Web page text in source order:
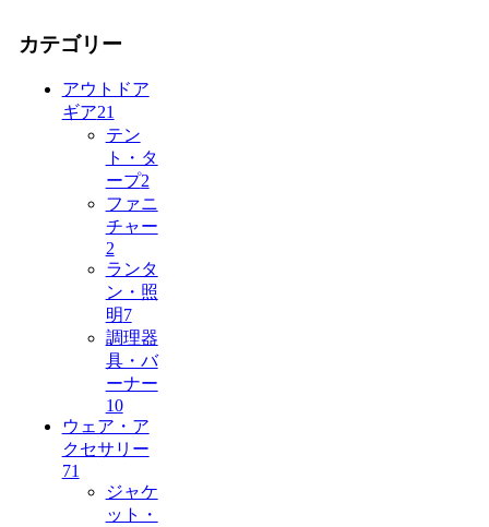
カテゴリー
アウトドア
ギア21
テン
ト・タ
ープ2
ファニ
チャー
2
ランタ
ン・照
明7
調理器
具・バ
ーナー
10
ウェア・ア
クセサリー
71
ジャケ
ット・